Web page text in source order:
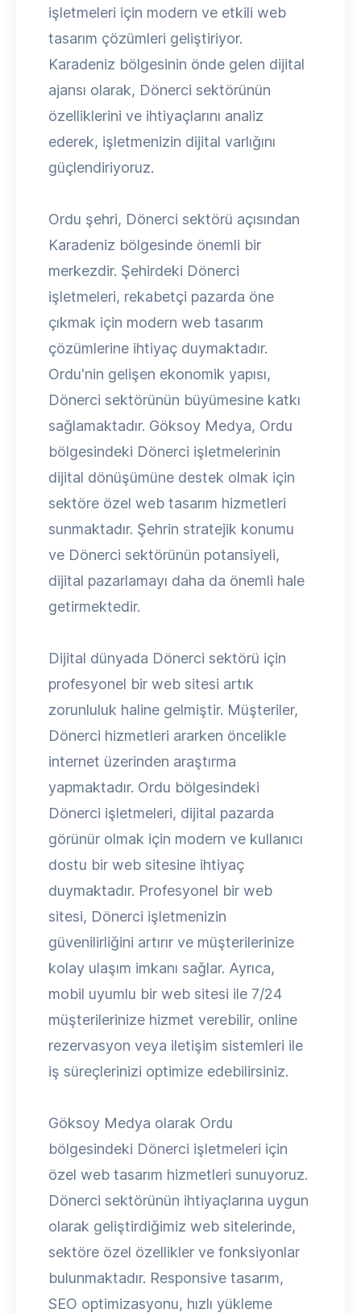
işletmeleri için modern ve etkili web
tasarım çözümleri geliştiriyor.
Karadeniz bölgesinin önde gelen dijital
ajansı olarak, Dönerci sektörünün
özelliklerini ve ihtiyaçlarını analiz
ederek, işletmenizin dijital varlığını
güçlendiriyoruz.
Ordu şehri, Dönerci sektörü açısından
Karadeniz bölgesinde önemli bir
merkezdir. Şehirdeki Dönerci
işletmeleri, rekabetçi pazarda öne
çıkmak için modern web tasarım
çözümlerine ihtiyaç duymaktadır.
Ordu'nin gelişen ekonomik yapısı,
Dönerci sektörünün büyümesine katkı
sağlamaktadır. Göksoy Medya, Ordu
bölgesindeki Dönerci işletmelerinin
dijital dönüşümüne destek olmak için
sektöre özel web tasarım hizmetleri
sunmaktadır. Şehrin stratejik konumu
ve Dönerci sektörünün potansiyeli,
dijital pazarlamayı daha da önemli hale
getirmektedir.
Dijital dünyada Dönerci sektörü için
profesyonel bir web sitesi artık
zorunluluk haline gelmiştir. Müşteriler,
Dönerci hizmetleri ararken öncelikle
internet üzerinden araştırma
yapmaktadır. Ordu bölgesindeki
Dönerci işletmeleri, dijital pazarda
görünür olmak için modern ve kullanıcı
dostu bir web sitesine ihtiyaç
duymaktadır. Profesyonel bir web
sitesi, Dönerci işletmenizin
güvenilirliğini artırır ve müşterilerinize
kolay ulaşım imkanı sağlar. Ayrıca,
mobil uyumlu bir web sitesi ile 7/24
müşterilerinize hizmet verebilir, online
rezervasyon veya iletişim sistemleri ile
iş süreçlerinizi optimize edebilirsiniz.
Göksoy Medya olarak Ordu
bölgesindeki Dönerci işletmeleri için
özel web tasarım hizmetleri sunuyoruz.
Dönerci sektörünün ihtiyaçlarına uygun
olarak geliştirdiğimiz web sitelerinde,
sektöre özel özellikler ve fonksiyonlar
bulunmaktadır. Responsive tasarım,
SEO optimizasyonu, hızlı yükleme